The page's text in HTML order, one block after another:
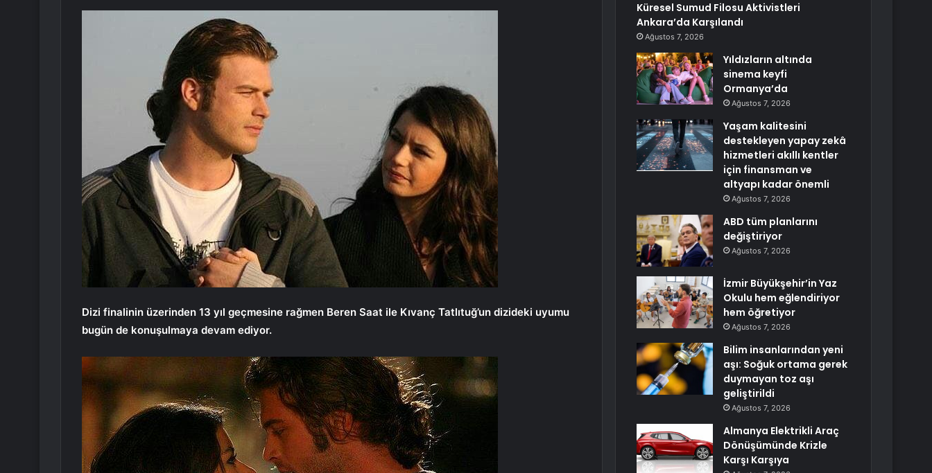
Dizi finalinin üzerinden 13 yıl geçmesine rağmen Beren Saat ile Kıvanç Tatlıtuğ’un dizideki uyumu
bugün de konuşulmaya devam ediyor.
Küresel Sumud Filosu Aktivistleri
Ankara’da Karşılandı
Ağustos 7, 2026
Yıldızların altında
sinema keyfi
Ormanya’da
Ağustos 7, 2026
Yaşam kalitesini
destekleyen yapay zekâ
hizmetleri akıllı kentler
için finansman ve
altyapı kadar önemli
Ağustos 7, 2026
ABD tüm planlarını
değiştiriyor
Ağustos 7, 2026
İzmir Büyükşehir’in Yaz
Okulu hem eğlendiriyor
hem öğretiyor
Ağustos 7, 2026
Bilim insanlarından yeni
aşı: Soğuk ortama gerek
duymayan toz aşı
geliştirildi
Ağustos 7, 2026
Almanya Elektrikli Araç
Dönüşümünde Krizle
Karşı Karşıya